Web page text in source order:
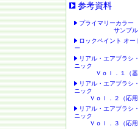
参考資料
プライマリーカラー
サンプ
ロックペイント オー
ー
リアル・エアブラシ
ニック
Ｖｏｌ．１（基
リアル・エアブラシ
ニック
Ｖｏｌ．２（応用
リアル・エアブラシ
ニック
Ｖｏｌ．３（応用